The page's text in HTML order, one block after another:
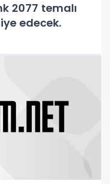
2077 temalı
edecek.